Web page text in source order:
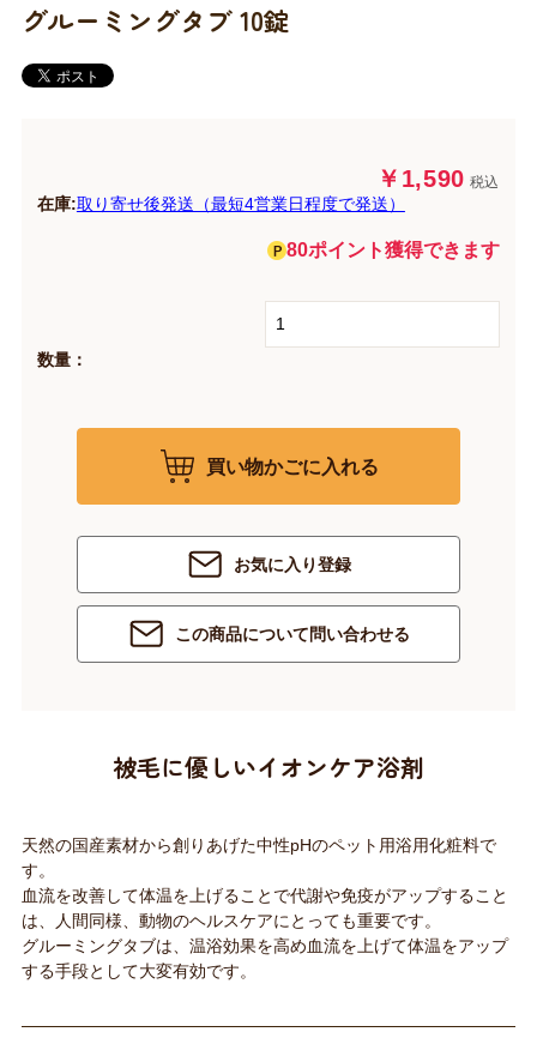
グルーミングタブ 10錠
￥1,590 税込
在庫:取り寄せ後発送（最短4営業日程度で発送）
80ポイント獲得できます
数量：
買い物かごに入れる
お気に入り登録
この商品について問い合わせる
被毛に優しいイオンケア浴剤
天然の国産素材から創りあげた中性pHのペット用浴用化粧料で
す。
血流を改善して体温を上げることで代謝や免疫がアップすること
は、人間同様、動物のヘルスケアにとっても重要です。
グルーミングタブは、温浴効果を高め血流を上げて体温をアップ
する手段として大変有効です。